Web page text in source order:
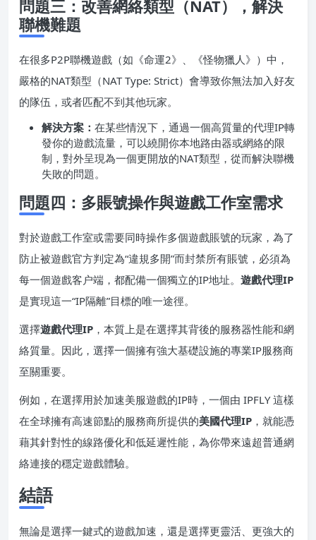
問題三：改善網絡類型（NAT），解決
聯機難題
在很多P2P聯機遊戲（如《命運2》、《怪物獵人》）中，
嚴格的NAT類型（NAT Type: Strict）會導致你無法加入好友
的隊伍，或者匹配不到其他玩家。
解決方案： 在某些情況下，通過一個高質量的代理IP轉
發你的遊戲流量，可以繞開你本地路由器或網絡的限
制，對外呈現為一個更開放的NAT類型，從而解決聯機
失敗的問題。
問題四：多賬號操作與遊戲工作室需求
對於遊戲工作室或需要同時操作多個遊戲賬號的玩家，為了
防止被遊戲官方判定為“違規多開”而封禁所有賬號，必須為
每一個遊戲客户端，都配備一個獨立的IP地址。 遊戲代理IP
是實現這一“IP隔離”目標的唯一途徑。
選擇遊戲代理IP ，本質上是在選擇其背後的服務器性能和網
絡質量。因此，選擇一個擁有強大基礎設施的專業IP服務商
至關重要。
例如，在選擇用於加速美服遊戲的IP時，一個由 IPFLY 這樣
在全球擁有高速節點的服務商所提供的美國代理IP ，就能憑
藉其針對性的線路優化和低延遲性能，為你帶來遠超普通網
絡連接的穩定遊戲體驗。
結語
無論是選擇一鍵式的遊戲加速，還是選擇更靈活、更強大的